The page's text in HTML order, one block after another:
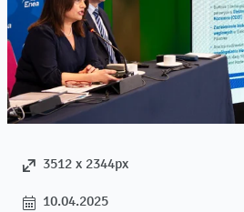
3512 x 2344px
10.04.2025